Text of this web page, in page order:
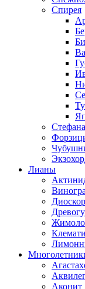
Спирея
Лианы
Аконит